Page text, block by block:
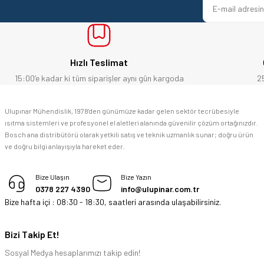
Bosch marka alet alacaksam kesinlikle adresim Ulupınar.com.tr
M... K... | 04/05/2026
Hızlı Teslimat
15:00’e kadar ki tüm siparişler aynı gün kargoda
Ulupınar Mühendislik, 1978'den günümüze kadar gelen sektör tecrübesiyle
ısıtma sistemleri ve profesyonel el aletleri alanında güvenilir çözüm ortağınızdır.
Bosch ana distribütörü olarak yetkili satış ve teknik uzmanlık sunar; doğru ürün
ve doğru bilgi anlayışıyla hareket eder.
Bize Ulaşın
0378 227 4390
Bize Yazın
info@ulupinar.com.tr
Bize hafta içi : 08:30 - 18:30, saatleri arasında ulaşabilirsiniz.
Bizi Takip Et!
Sosyal Medya hesaplarımızı takip edin!